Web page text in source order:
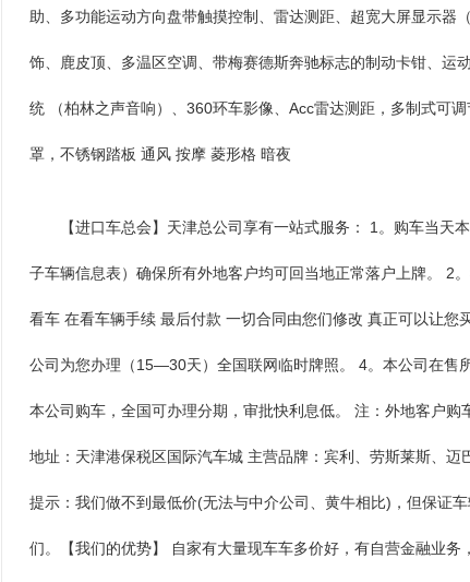
助、多功能运动方向盘带触摸控制、雷达测距、超宽大屏显示器
饰、鹿皮顶、多温区空调、带梅赛德斯奔驰标志的制动卡钳、
统 （柏林之声音响）、360环车影像、Acc雷达测距，多制式可
罩，不锈钢踏板 通风 按摩 菱形格 暗夜
【进口车总会】天津总公司享有一站式服务： 1。购车当
子车辆信息表）确保所有外地客户均可回当地正常落户上牌。 2
看车 在看车辆手续 最后付款 一切合同由您们修改 真正可以让
公司为您办理（15—30天）全国联网临时牌照。 4。本公司在售
本公司购车，全国可办理分期，审批快利息低。 注：外地客户
地址：天津港保税区国际汽车城 主营品牌：宾利、劳斯莱斯、
提示：我们做不到最低价(无法与中介公司、黄牛相比)，但保证
们。【我们的优势】 自家有大量现车车多价好，有自营金融业